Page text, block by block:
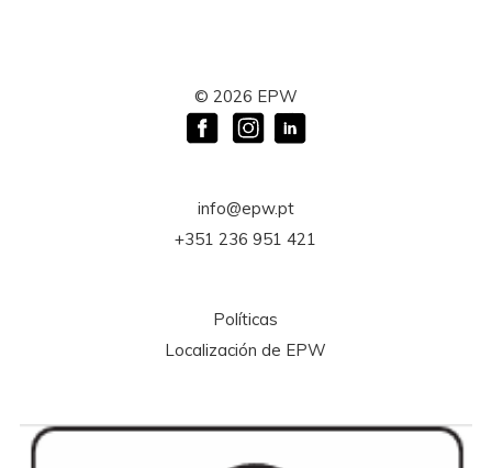
© 2026 EPW
info@epw.pt
+351 236 951 421
Políticas
Localización de EPW